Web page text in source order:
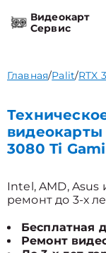
Видеокарт
Сервис
Главная/Palit/RTX
видеокарты
3080 Ti
Intel, AMD, Asus
ремонт до 3-х
Бесплатная
Ремонт